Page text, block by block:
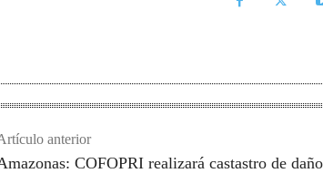
anterior
COFOPRI realizará castastro de